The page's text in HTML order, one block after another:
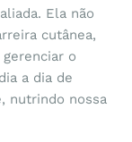
Ela não
cutânea,
o
a dia de
nutrindo nossa